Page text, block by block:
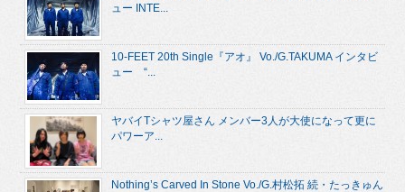
ュー INTE...
10-FEET 20th Single『アオ』 Vo./G.TAKUMA インタビ
ュー “...
ヤバイTシャツ屋さん メンバー3人が大使になって更に
パワーア...
Nothing’s Carved In Stone Vo./G.村松拓 続・たっきゅん